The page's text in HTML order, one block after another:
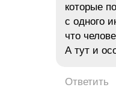
которые
с одного
что
А тут и
Ответить